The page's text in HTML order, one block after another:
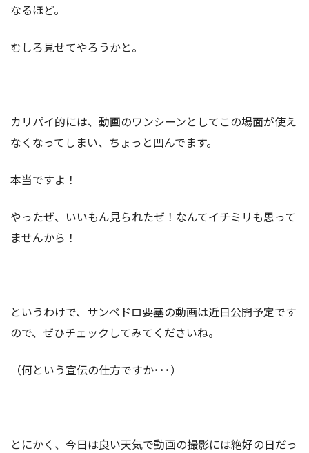
なるほど。
むしろ見せてやろうかと。
カリパイ的には、動画のワンシーンとしてこの場面が使え
なくなってしまい、ちょっと凹んでます。
本当ですよ！
やったぜ、いいもん見られたぜ！なんてイチミリも思って
ませんから！
というわけで、サンペドロ要塞の動画は近日公開予定です
ので、ぜひチェックしてみてくださいね。
（何という宣伝の仕方ですか･･･）
とにかく、今日は良い天気で動画の撮影には絶好の日だっ